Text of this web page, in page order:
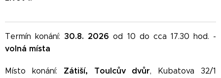
Termín konání: 30.8. 2026 od 10 do cca 17.30 hod. -
volná místa
Místo konání: Zátiší, Toulcův dvůr, Kubatova 32/1